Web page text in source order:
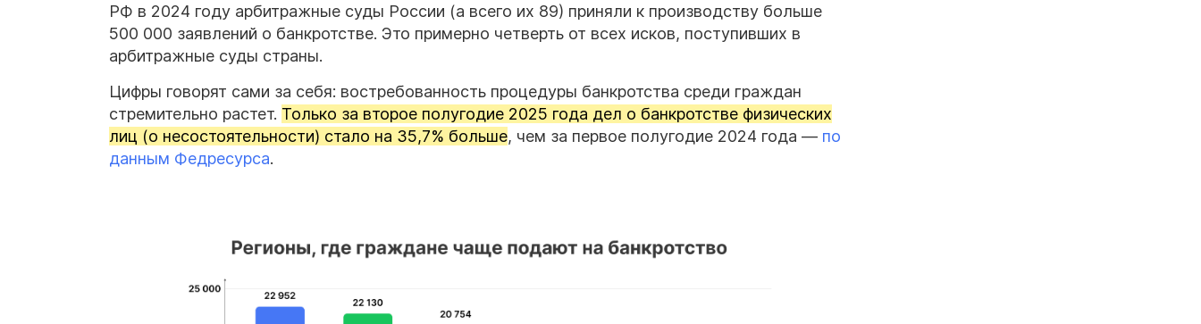
РФ в 2024 году арбитражные суды России (а всего их 89) приняли к производству больше
500 000 заявлений о банкротстве. Это примерно четверть от всех исков, поступивших в
арбитражные суды страны.
Цифры говорят сами за себя: востребованность процедуры банкротства среди граждан
стремительно растет. Только за второе полугодие 2025 года дел о банкротстве физических
лиц (о несостоятельности) стало на 35,7% больше, чем за первое полугодие 2024 года — по
данным Федресурса.